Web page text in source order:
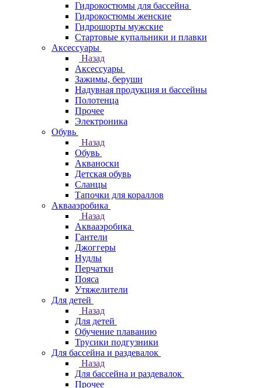
Гидрокостюмы для бассейна
Гидрокостюмы женские
Гидрошорты мужские
Стартовые купальники и плавки
Аксессуары
Назад
Аксессуары
Зажимы, беруши
Надувная продукция и бассейны
Полотенца
Прочее
Электроника
Обувь
Назад
Обувь
Акваноски
Детская обувь
Сланцы
Тапочки для кораллов
Аквааэробика
Назад
Аквааэробика
Гантели
Джоггеры
Нудлы
Перчатки
Пояса
Утяжелители
Для детей
Назад
Для детей
Обучение плаванию
Трусики подгузники
Для бассейна и раздевалок
Назад
Для бассейна и раздевалок
Прочее